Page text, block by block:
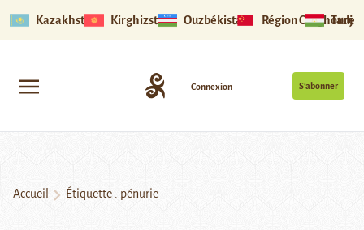
Kazakhstan Kirghizstan Ouzbékistan Région Ouïghoure
S’abonner
Connexion
Accueil Étiquette : pénurie